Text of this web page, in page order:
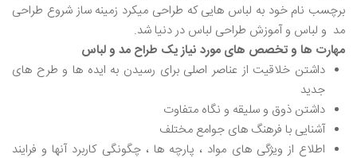
برچسب نام خود به لباس هایی که طراحی میکرد زمینه ساز شروع طراحی
مد و لباس و آموزش طراحی لباس در دنیا شد.
مهارت ها و تخصص های مورد نیاز یک طراح مد و لباس
داشتن خلاقیت از عناصر اصلی برای رسیدن به ایده ها و طرح های
جدید
داشتن ذوق و سلیقه و نگاه متفاوت
آشنایی با فرهنگ های جوامع مختلف
اطلاع از ویژگی های مواد ، پارچه ها ، چگونگی کاربرد آنها و فرایند